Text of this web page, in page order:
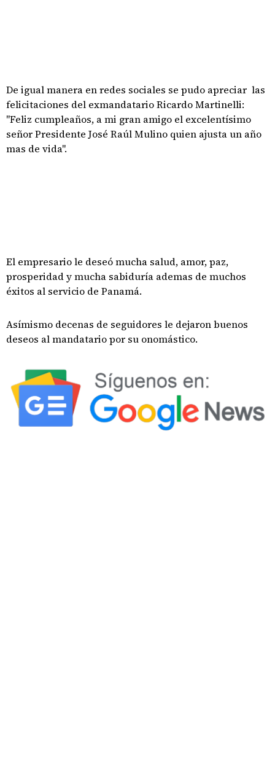
De igual manera en redes sociales se pudo apreciar las
felicitaciones del exmandatario Ricardo Martinelli:
"Feliz cumpleaños, a mi gran amigo el excelentísimo
señor Presidente José Raúl Mulino quien ajusta un año
mas de vida".
El empresario le deseó mucha salud, amor, paz,
prosperidad y mucha sabiduría ademas de muchos
éxitos al servicio de Panamá.
Asímismo decenas de seguidores le dejaron buenos
deseos al mandatario por su onomástico.